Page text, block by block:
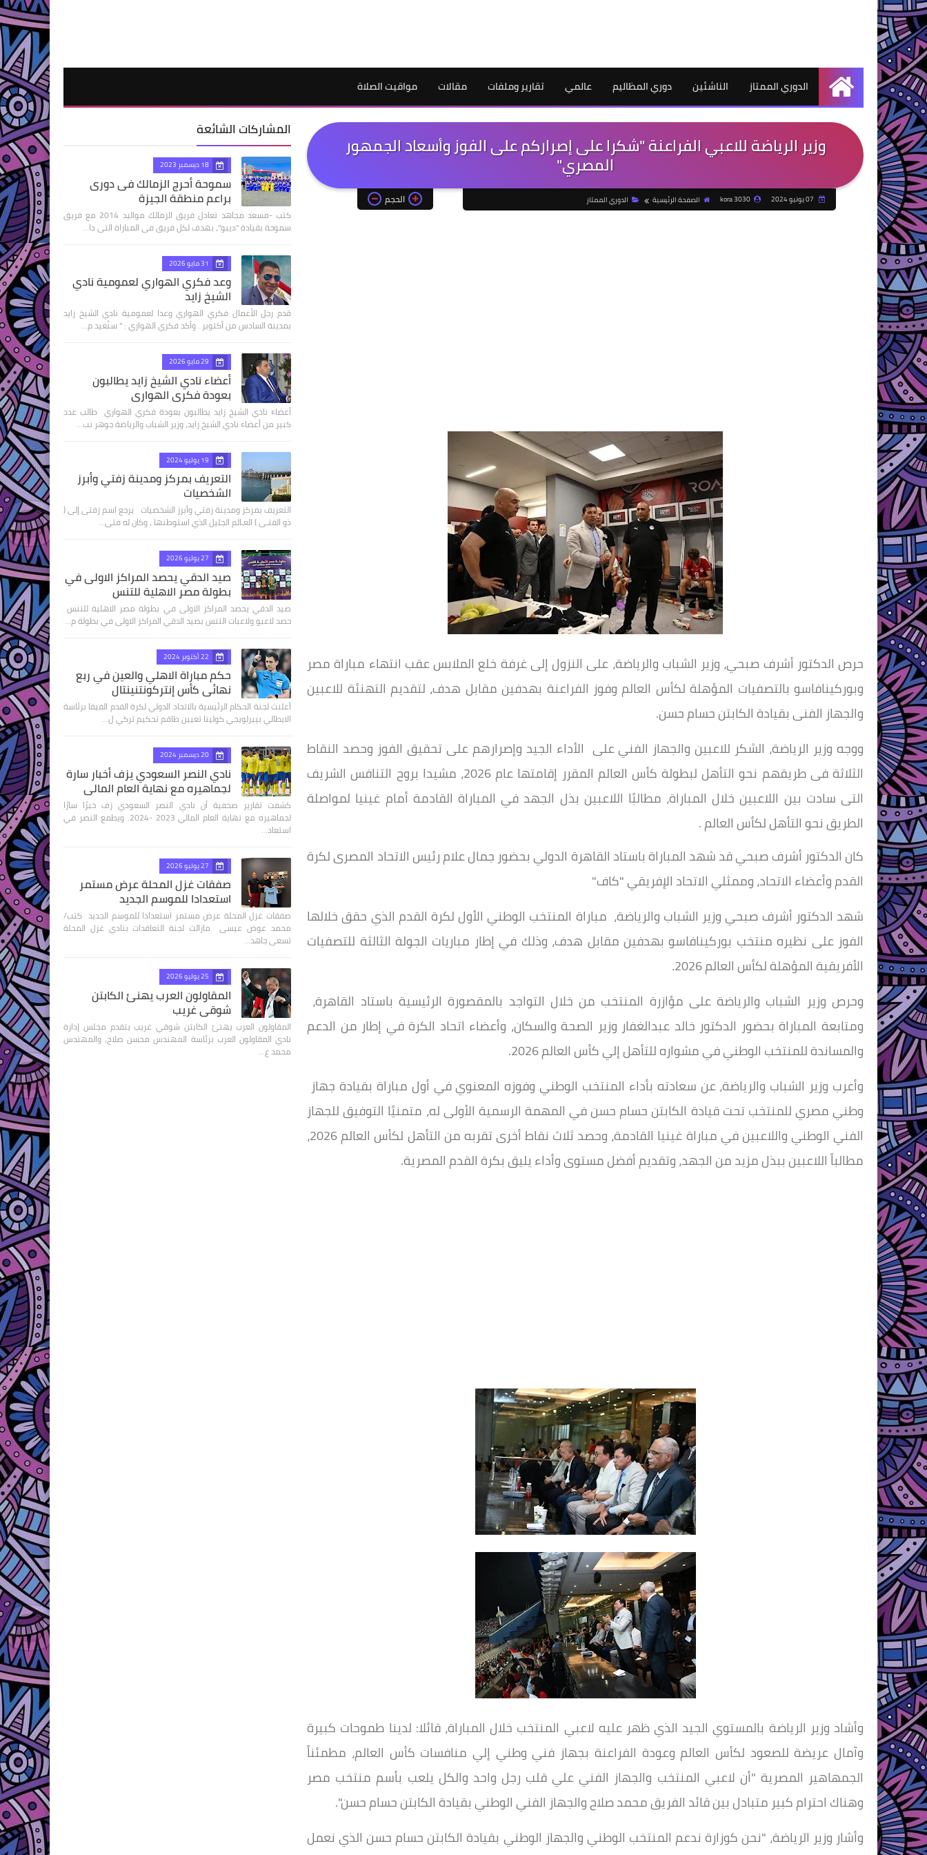
الرئيسية
الدوري الممتاز الناشئين دوري المظاليم عالمي تقارير وملفات مقالات مواقيت الصلاة
وزير الرياضة للاعبي الفراعنة "شكرا على إصراركم على الفوز وأسعاد الجمهور
المصري"
kora 3030 الصفحة الرئيسية الدوري الممتاز الحجم
حرص الدكتور أشرف صبحي، وزير الشباب والرياضة، على النزول إلى غرفة خلع الملابس عقب انتهاء مباراة مصر
وبوركينافاسو بالتصفيات المؤهلة لكأس العالم وفوز الفراعنة بهدفين مقابل هدف، لتقديم التهنئة للاعبين
والجهاز الفنى بقيادة الكابتن حسام حسن.
ووجه وزير الرياضة، الشكر للاعبين والجهاز الفني على الأداء الجيد وإصرارهم على تحقيق الفوز وحصد النقاط
الثلاثة فى طريقهم نحو التأهل لبطولة كأس العالم المقرر إقامتها عام 2026، مشيدا بروح التنافس الشريف
التى سادت بين اللاعبين خلال المباراة، مطالبًا اللاعبين بذل الجهد في المباراة القادمة أمام غينيا لمواصلة
الطريق نحو التأهل لكأس العالم .
كان الدكتور أشرف صبحي قد شهد المباراة باستاد القاهرة الدولي بحضور جمال علام رئيس الاتحاد المصرى لكرة
القدم وأعضاء الاتحاد، وممثلي الاتحاد الإفريقي "كاف"
شهد الدكتور أشرف صبحي وزير الشباب والرياضة، مباراة المنتخب الوطني الأول لكرة القدم الذي حقق خلالها
الفوز على نظيره منتخب بوركينافاسو بهدفين مقابل هدف، وذلك في إطار مباريات الجولة الثالثة للتصفيات
الأفريقية المؤهلة لكأس العالم 2026.
وحرص وزير الشباب والرياضة على مؤازرة المنتخب من خلال التواجد بالمقصورة الرئيسية باستاد القاهرة،
ومتابعة المباراة بحضور الدكتور خالد عبدالغفار وزير الصحة والسكان، وأعضاء اتحاد الكرة في إطار من الدعم
والمساندة للمنتخب الوطني في مشواره للتأهل إلي كأس العالم 2026.
وأعرب وزير الشباب والرياضة، عن سعادته بأداء المنتخب الوطني وفوزه المعنوي في أول مباراة بقيادة جهاز
وطني مصري للمنتخب تحت قيادة الكابتن حسام حسن في المهمة الرسمية الأولى له، متمنيًا التوفيق للجهاز
الفني الوطني واللاعبين في مباراة غينيا القادمة، وحصد ثلاث نقاط أخرى تقربه من التأهل لكأس العالم 2026،
مطالباً اللاعبين ببذل مزيد من الجهد، وتقديم أفضل مستوى وأداء يليق بكرة القدم المصرية.
وأشاد وزير الرياضة بالمستوي الجيد الذي ظهر عليه لاعبي المنتخب خلال المباراة، قائلا: لدينا طموحات كبيرة
وآمال عريضة للصعود لكأس العالم وعودة الفراعنة بجهاز فني وطني إلي منافسات كأس العالم، مطمئناً
الجمهاهير المصرية "أن لاعبي المنتخب والجهاز الفني علي قلب رجل واحد والكل يلعب بأسم منتخب مصر
وهناك احترام كبير متبادل بين قائد الفريق محمد صلاح والجهاز الفني الوطني بقيادة الكابتن حسام حسن".
وأشار وزير الرياضة، "نحن كوزارة ندعم المنتخب الوطني والجهاز الوطني بقيادة الكابتن حسام حسن الذي نعمل
المشاركات الشائعة
18 ديسمبر 2023
سموحة أحرج الزمالك فى دورى
براعم منطقة الجيزة
كتب -مسعد مجاهد تعادل فريق الزمالك مواليد 2014 مع فريق
سموحة بقيادة "ديبو"، بهدف لكل فريق فى المباراة التى دا…
31 مايو 2026
وعد فكري الهواري لعمومية نادي
الشيخ زايد
قدم رجل الأعمال فكري الهواري وعدا لعمومية نادي الشيخ زايد
بمدينة السادس من أكتوبر . وأكد فكري الهواري : " سنُعيد م…
29 مايو 2026
أعضاء نادي الشيخ زايد يطالبون
بعودة فكري الهواري
أعضاء نادي الشيخ زايد يطالبون بعودة فكري الهواري طالب عدد
كبير من أعضاء نادي الشيخ زايد، وزير الشباب والرياضة جوهر نب…
19 يوليو 2024
التعريف بمركز ومدينة زفتي وأبرز
الشخصيات
التعريف بمركز ومدينة زفتي وأبرز الشخصيات يرجع اسم زفتى إلى (
ذو الفتـى ) العـالم الجليل الذي استوطنها ، وكان له فتى…
27 يوليو 2026
صيد الدقي يحصد المراكز الاولى في
بطولة مصر الاهلية للتنس
صيد الدقي يحصد المراكز الاولى في بطولة مصر الاهلية للتنس
حصد لاعبو ولاعبات التنس بصيد الدقي المراكز الاولى في بطولة م…
22 أكتوبر 2024
حكم مباراة الاهلي والعين في ربع
نهائى كأس إنتركونتنينتال
أعلنت لجنة الحكام الرئيسية بالاتحاد الدولي لكرة القدم الفيفا برئاسة
الايطالي بييرلويجي كولينا تعيين طاقم تحكيم تركي ل…
20 ديسمبر 2024
نادي النصر السعودي يزف أخبار سارة
لجماهيره مع نهاية العام المالي
كشفت تقارير صحفية أن نادي النصر السعودي زف خبرًا سارًا
لجماهيره مع نهاية العام المالي 2023 -2024. ويطمع النصر في
استعاد…
27 يوليو 2026
صفقات غزل المحلة عرض مستمر
استعدادا للموسم الجديد
صفقات غزل المحلة عرض مستمر استعدادا للموسم الجديد كتب/
محمد عوض عيسى مازالت لجنة التعاقدات بنادي غزل المحلة
تسعى جاهد…
25 يوليو 2026
المقاولون العرب يهنئ الكابتن
شوقي غريب
المقاولون العرب يهنئ الكابتن شوقي غريب يتقدم مجلس إدارة
نادي المقاولون العرب برئاسة المهندس محسن صلاح، والمهندس
محمد ع…